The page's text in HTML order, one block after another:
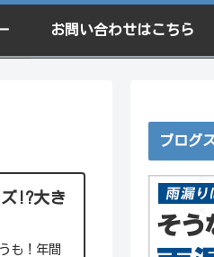
お問い合わせはこちら
!?大き
も！年間
ブログ